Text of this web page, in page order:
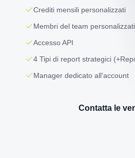
Crediti mensili personalizzati
Membri del team personalizzati
Accesso API
4 Tipi di report strategici
Manager dedicato all'account
Contatta le